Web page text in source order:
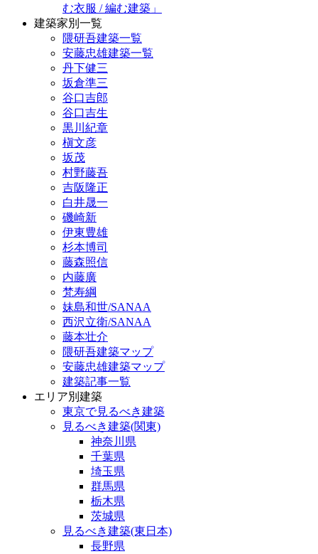
む衣服 / 編む建築」
建築家別一覧
隈研吾建築一覧
安藤忠雄建築一覧
丹下健三
坂倉準三
谷口吉郎
谷口吉生
黒川紀章
槇文彦
坂茂
村野藤吾
吉阪隆正
白井晟一
磯崎新
伊東豊雄
杉本博司
藤森照信
内藤廣
梵寿綱
妹島和世/SANAA
西沢立衛/SANAA
藤本壮介
隈研吾建築マップ
安藤忠雄建築マップ
建築記事一覧
エリア別建築
東京で見るべき建築
見るべき建築(関東)
神奈川県
千葉県
埼玉県
群馬県
栃木県
茨城県
見るべき建築(東日本)
長野県